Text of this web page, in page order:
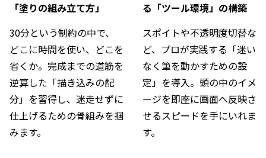
「塗りの組み立て方」
30分という制約の中で、
どこに時間を使い、どこを
省くか。完成までの道筋を
逆算した「描き込みの配
分」を習得し、迷走せずに
仕上げるための骨組みを掴
みます。
る「ツール環境」の構築
スポイトや不透明度切替な
ど、プロが実践する「迷い
なく筆を動かすための設
定」を導入。頭の中のイメ
ージを即座に画面へ反映さ
せるスピードを手にいれま
す。